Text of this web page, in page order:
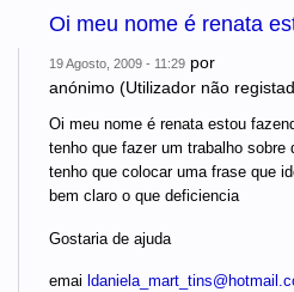
Oi meu nome é renata
19 Agosto, 2009 - 11:29 por
anónimo (Utilizador não
Oi meu nome é renata estou
tenho que fazer um trabalho
tenho que colocar uma frase que
bem claro o que deficiencia
Gostaria de ajuda
emai